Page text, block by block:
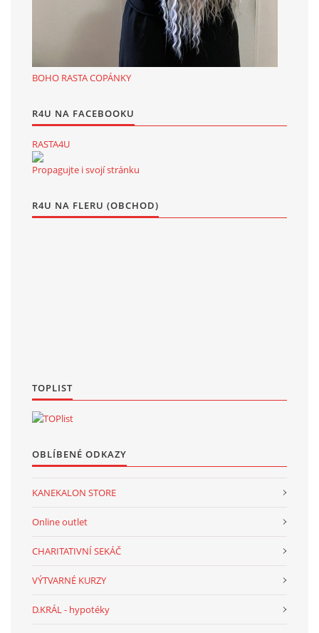
BOHO RASTA COPÁNKY
R4U NA FACEBOOKU
RASTA4U
Propagujte i svojí stránku
R4U NA FLERU (OBCHOD)
TOPLIST
OBLÍBENÉ ODKAZY
KANEKALON STORE
Online outlet
CHARITATIVNÍ SEKÁČ
VÝTVARNÉ KURZY
D.KRÁL - hypotéky